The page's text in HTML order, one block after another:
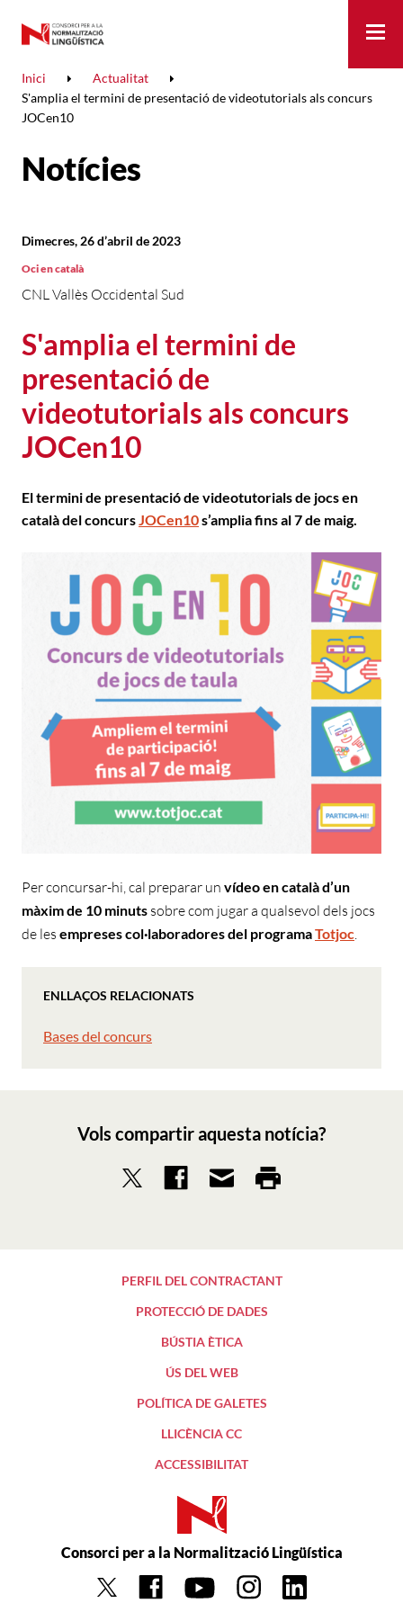
Inici
Actualitat
S'amplia el termini de presentació de videotutorials als concurs
JOCen10
Notícies
S'amplia el termini de
presentació de
videotutorials als concurs
JOCen10
CNL Vallès Occidental Sud
Dimecres, 26 d’abril de 2023
Oci en català
El termini de presentació de videotutorials de jocs en
català del concursJOCen10s’ampliafins al 7 de maig.
Per concursar-hi, cal preparar un vídeo en català d’un
màxim de 10 minuts sobre com jugar a qualsevol dels jocs
de les empreses col·laboradores del programaTotjoc.
ENLLAÇOS RELACIONATS
Bases del concurs
Vols compartir aquesta notícia?
PERFIL DEL CONTRACTANT
PROTECCIÓ DE DADES
BÚSTIA ÈTICA
ÚS DEL WEB
POLÍTICA DE GALETES
LLICÈNCIA CC
ACCESSIBILITAT
Consorci per a la Normalització Lingüística